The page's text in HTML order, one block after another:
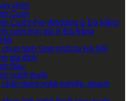
phim
Cưới
Cưới| Pre-Wedding ở Đà Nẵng
cưới trọn gói ở Đà Nẵng
chụp hình Sinh nhật tại Hà Nội
gia đình
Bầu
nghệ thuật
chân dung nghề nghiệp, doanh